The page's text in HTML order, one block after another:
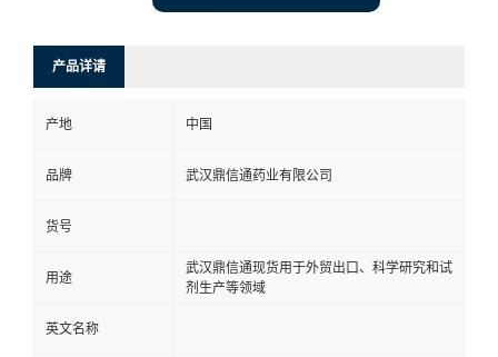
线
产品详请
产地 中国
品牌 武汉鼎信通药业有限公司
货号
用途
武汉鼎信通现货用于外贸出口、科学研究和试
剂生产等领域
英文名称